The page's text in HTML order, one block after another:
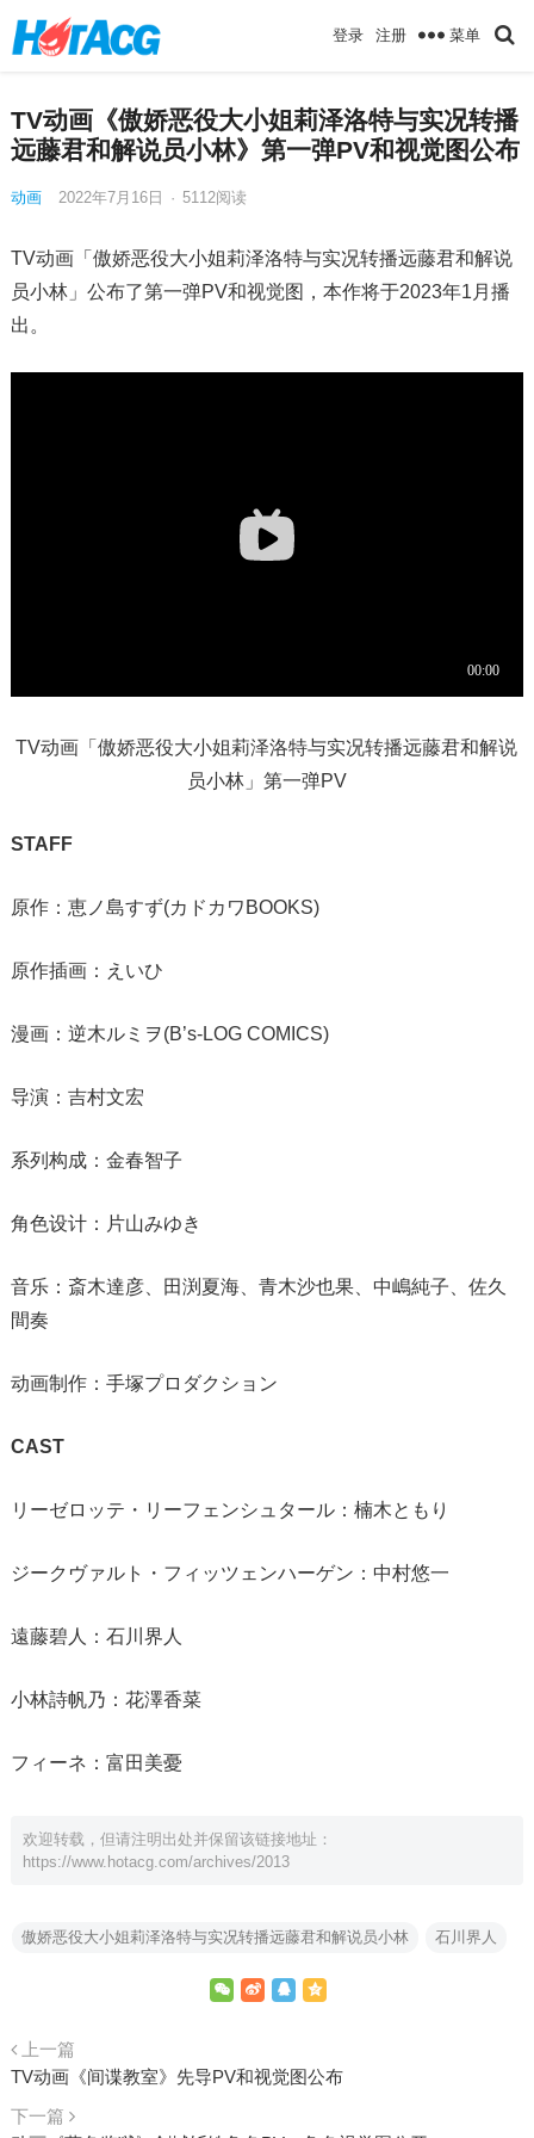
登录 注册 菜单
TV动画《傲娇恶役大小姐莉泽洛特与实况转播
远藤君和解说员小林》第一弹PV和视觉图公布
动画 2022年7月16日 · 5112阅读
TV动画「傲娇恶役大小姐莉泽洛特与实况转播远藤君和解说
员小林」公布了第一弹PV和视觉图，本作将于2023年1月播
出。
TV动画「傲娇恶役大小姐莉泽洛特与实况转播远藤君和解说
员小林」第一弹PV
STAFF
原作：恵ノ島すず(カドカワBOOKS)
原作插画：えいひ
漫画：逆木ルミヲ(B’s-LOG COMICS)
导演：吉村文宏
系列构成：金春智子
角色设计：片山みゆき
音乐：斎木達彦、田渕夏海、青木沙也果、中嶋純子、佐久
間奏
动画制作：手塚プロダクション
CAST
リーゼロッテ・リーフェンシュタール：楠木ともり
ジークヴァルト・フィッツェンハーゲン：中村悠一
遠藤碧人：石川界人
小林詩帆乃：花澤香菜
フィーネ：富田美憂
欢迎转载，但请注明出处并保留该链接地址：
https://www.hotacg.com/archives/2013
傲娇恶役大小姐莉泽洛特与实况转播远藤君和解说员小林 石川界人
上一篇
TV动画《间谍教室》先导PV和视觉图公布
下一篇